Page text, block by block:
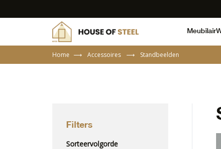
Meubilair
Home ⟶ Accessoires ⟶ Standbeelden
Filters
Sorteervolgorde